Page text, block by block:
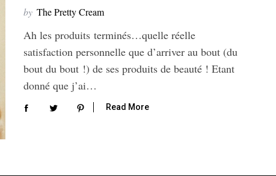
by The Pretty Cream
Ah les produits terminés…quelle réelle
satisfaction personnelle que d’arriver au bout (du
bout du bout !) de ses produits de beauté ! Etant
donné que j’ai…
Read More